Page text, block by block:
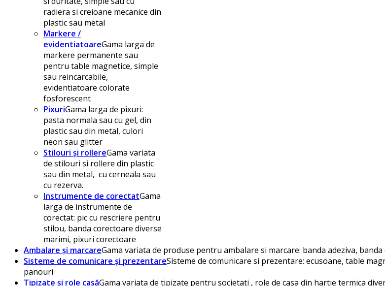
radiera si creioane mecanice din
plastic sau metal
Markere /
evidentiatoareGama larga de
markere permanente sau
pentru table magnetice, simple
sau reincarcabile,
evidentiatoare colorate
fosforescent
PixuriGama larga de pixuri:
pasta normala sau cu gel, din
plastic sau din metal, culori
neon sau glitter
Stilouri și rollereGama variata
de stilouri si rollere din plastic
sau din metal, cu cerneala sau
cu rezerva.
Instrumente de corectatGama
larga de instrumente de
corectat: pic cu rescriere pentru
stilou, banda corectoare diverse
marimi, pixuri corectoare
Ambalare și marcareGama variata de produse pentru ambalare si marcare: banda adeziva,
Sisteme de comunicare și prezentareSisteme de comunicare si prezentare: ecusoane, table
panouri
Tipizate și role casăGama variata de tipizate pentru societati , role de casa din hartie termica